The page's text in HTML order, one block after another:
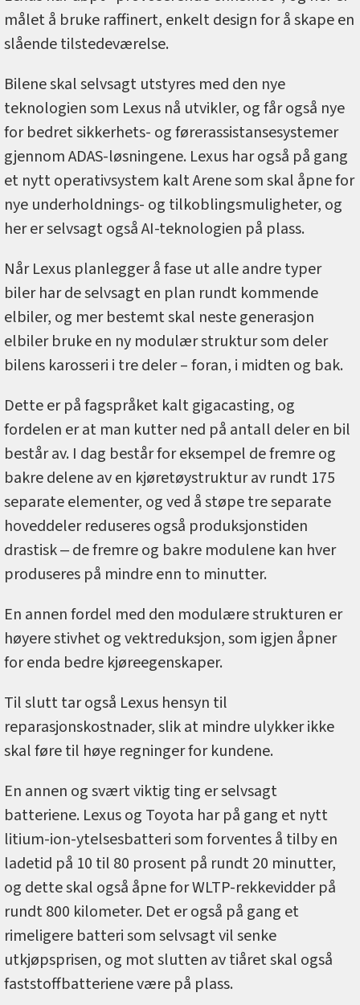
målet å bruke raffinert, enkelt design for å skape en
slående tilstedeværelse.
Bilene skal selvsagt utstyres med den nye
teknologien som Lexus nå utvikler, og får også nye
for bedret sikkerhets- og førerassistansesystemer
gjennom ADAS-løsningene. Lexus har også på gang
et nytt operativsystem kalt Arene som skal åpne for
nye underholdnings- og tilkoblingsmuligheter, og
her er selvsagt også AI-teknologien på plass.
Når Lexus planlegger å fase ut alle andre typer
biler har de selvsagt en plan rundt kommende
elbiler, og mer bestemt skal neste generasjon
elbiler bruke en ny modulær struktur som deler
bilens karosseri i tre deler – foran, i midten og bak.
Dette er på fagspråket kalt gigacasting, og
fordelen er at man kutter ned på antall deler en bil
består av. I dag består for eksempel de fremre og
bakre delene av en kjøretøystruktur av rundt 175
separate elementer, og ved å støpe tre separate
hoveddeler reduseres også produksjonstiden
drastisk ‒ de fremre og bakre modulene kan hver
produseres på mindre enn to minutter.
En annen fordel med den modulære strukturen er
høyere stivhet og vektreduksjon, som igjen åpner
for enda bedre kjøreegenskaper.
Til slutt tar også Lexus hensyn til
reparasjonskostnader, slik at mindre ulykker ikke
skal føre til høye regninger for kundene.
En annen og svært viktig ting er selvsagt
batteriene. Lexus og Toyota har på gang et nytt
litium-ion-ytelsesbatteri som forventes å tilby en
ladetid på 10 til 80 prosent på rundt 20 minutter,
og dette skal også åpne for WLTP-rekkevidder på
rundt 800 kilometer. Det er også på gang et
rimeligere batteri som selvsagt vil senke
utkjøpsprisen, og mot slutten av tiåret skal også
faststoffbatteriene være på plass.